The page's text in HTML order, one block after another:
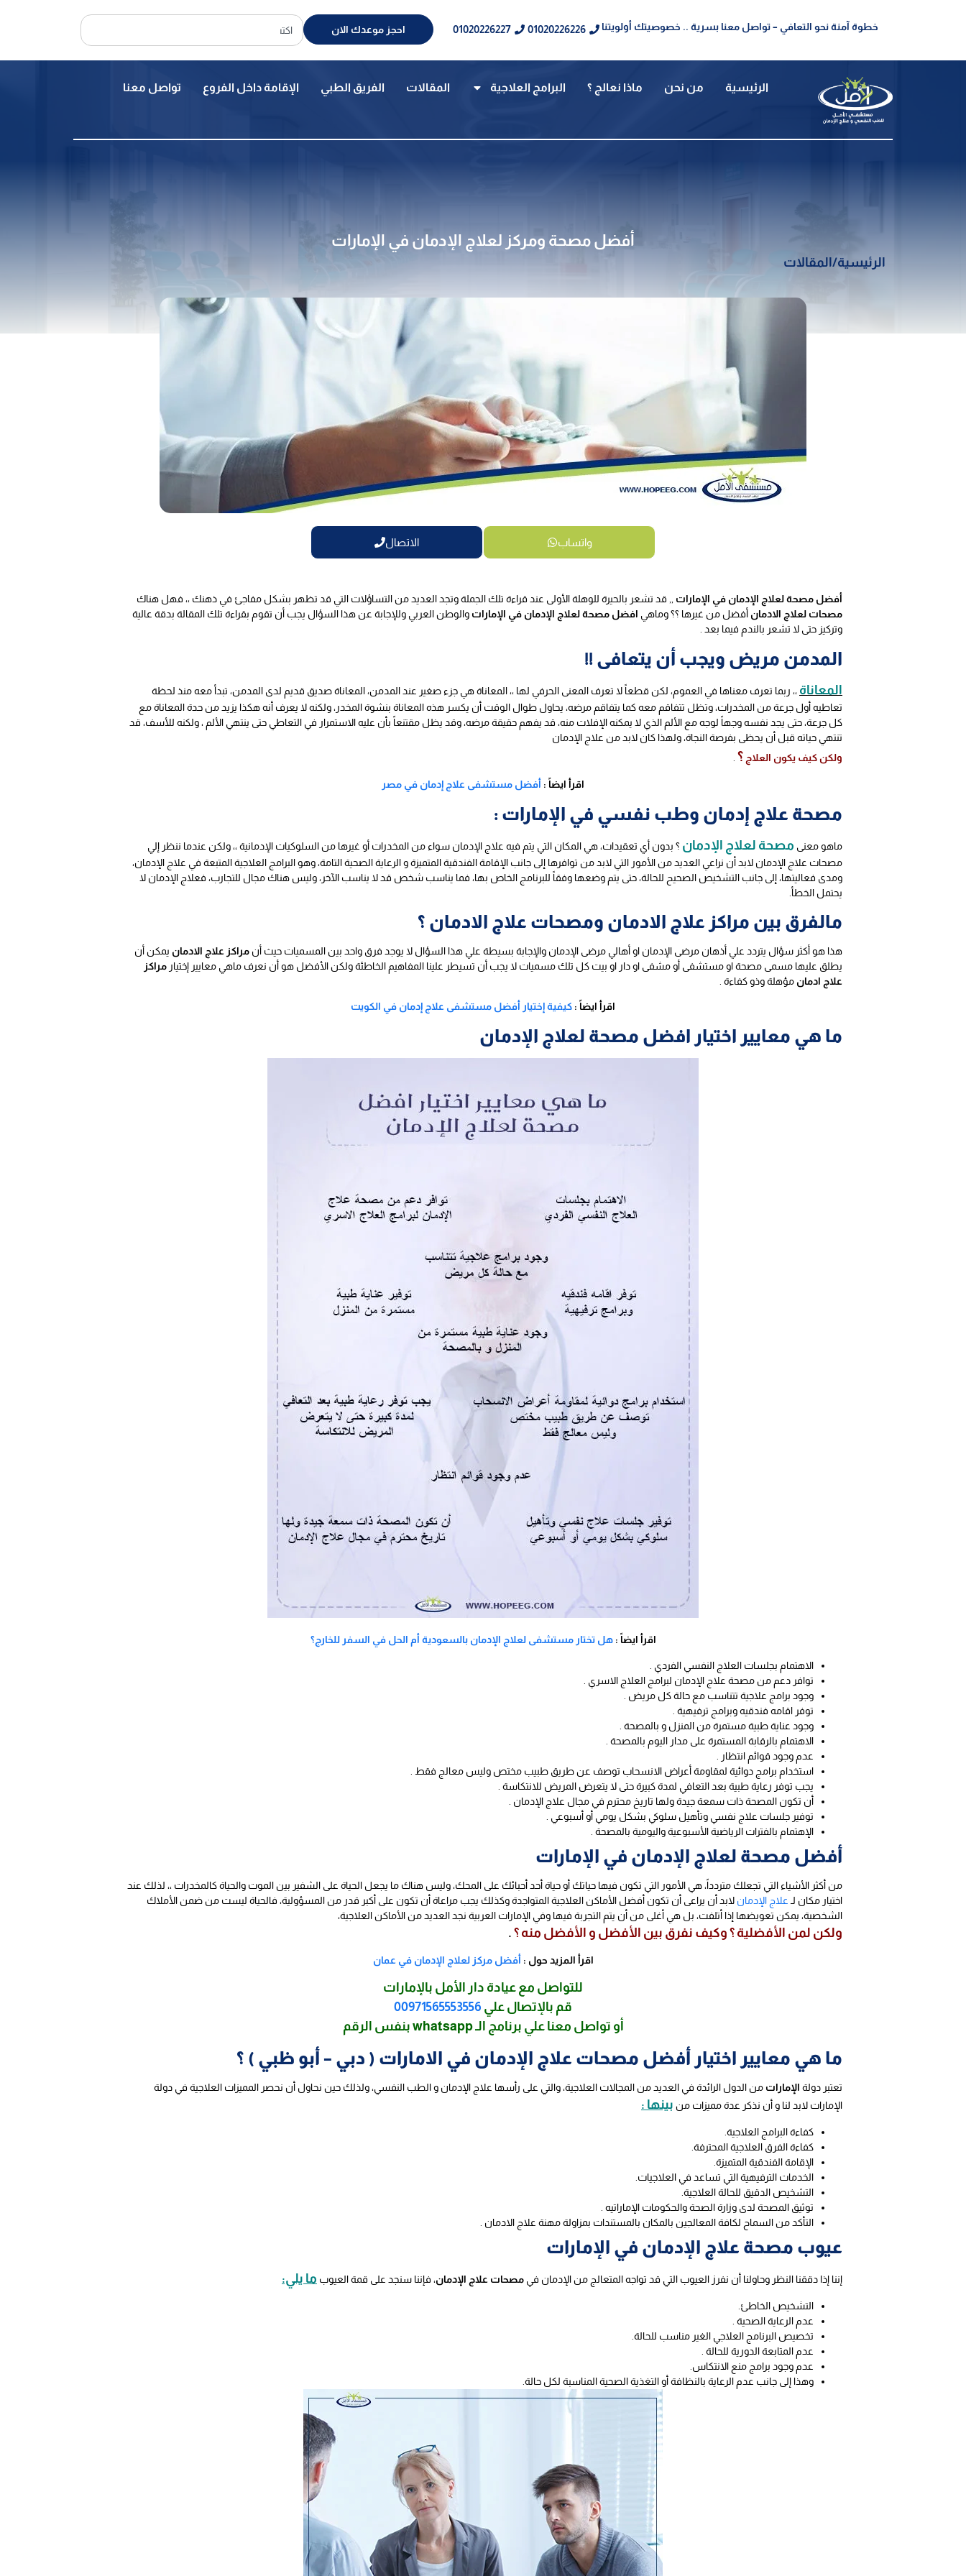
خطوة آمنة نحو التعافي – تواصل معنا بسرية .. خصوصيتك أولويتنا 01020226226
01020226227 احجز موعدك الان
الرئيسية من نحن ماذا نعالج ؟ البرامج العلاجية المقالات الفريق الطبي الإقامة داخل الفروع تواصل معنا
أفضل مصحة ومركز لعلاج الإدمان في الإمارات
الرئيسية/المقالات
واتساب الاتصال
أفضل مصحة لعلاج الإدمان في الإمارات ,, قد تشعر بالحيرة للوهلة الأولى عند قراءة تلك الجملة وتجد العديد من التساؤلات التي قد تظهر بشكل مفاجئ في ذهنك ،، فهل هناك
مصحات لعلاج الادمان أفضل من غيرها ؟؟ وماهي افضل مصحة لعلاج الإدمان في الإمارات والوطن العربي وللإجابة عن هذا السؤال يجب أن تقوم بقراءة تلك المقالة بدقة عالية
وتركيز حتى لا تشعر بالندم فيما بعد .
المدمن مريض ويجب أن يتعافى !!
المعاناة ،، ربما تعرف معناها في العموم، لكن قطعاً لا تعرف المعنى الحرفي لها ،، المعاناة هي جزء صغير عند المدمن، المعاناة صديق قديم لدى المدمن، تبدأ معه منذ لحظة
تعاطيه أول جرعة من المخدرات، وتظل تتفاقم معه كما يتفاقم مرضه، يحاول طوال الوقت أن يكسر هذه المعاناة بنشوة المخدر، ولكنه لا يعرف أنه هكذا يزيد من حدة المعاناة مع
كل جرعة، حتى يجد نفسه وجهاً لوجه مع الألم الذي لا يمكنه الإفلات منه، قد يفهم حقيقة مرضه، وقد يظل مقتنعاً بأن عليه الاستمرار في التعاطي حتى ينتهي الألم ، ولكنه للأسف، قد
تنتهي حياته قبل أن يحظى بفرصة النجاة، ولهذا كان لابد من علاج الإدمان
ولكن كيف يكون العلاج ؟
اقرأ ايضاً : أفضل مستشفى علاج إدمان في مصر
مصحة علاج إدمان وطب نفسي في الإمارات :
ماهو معنى مصحة لعلاج الإدمان ؟ بدون أي تعقيدات، هي المكان التي يتم فيه علاج الإدمان سواء من المخدرات أو غيرها من السلوكيات الإدمانية ،، ولكن عندما ننظر إلي
مصحات علاج الإدمان لابد أن نراعي العديد من الأمور التي لابد من توافرها إلى جانب الإقامة الفندقية المتميزة و الرعاية الصحية التامة، وهو البرامج العلاجية المتبعة في علاج الإدمان،
ومدى فعاليتها، إلى جانب التشخيص الصحيح للحالة، حتى يتم وضعها وفقاً للبرنامج الخاص بها، فما يناسب شخص قد لا يناسب الآخر، وليس هناك مجال للتجارب، فعلاج الإدمان لا
يحتمل الخطأ.
مالفرق بين مراكز علاج الادمان ومصحات علاج الادمان ؟
هذا هو أكثر سؤال يتردد علي أذهان مرضى الإدمان او أهالي مرضى الإدمان والإجابة بسيطة علي هذا السؤال لا يوجد فرق واحد بين المسميات حيث أن مراكز علاج الادمان يمكن أن
يطلق عليها مسمى مصحة او مستشفى أو مشفى او دار او بيت كل تلك مسميات لا يجب أن تسيطر علينا المفاهيم الخاطئة ولكن الأفضل هو أن نعرف ماهي معايير إختيار مراكز
علاج ادمان مؤهلة وذو كفاءة .
اقرأ ايضاً : كيفية إختيار أفضل مستشفى علاج إدمان في الكويت
ما هي معايير اختيار افضل مصحة لعلاج الإدمان
اقرأ ايضاً :هل تختار مستشفى لعلاج الإدمان بالسعودية أم الحل في السفر للخارج؟
الاهتمام بجلسات العلاج النفسي الفردي .
توافر دعم من مصحة علاج الإدمان لبرامج العلاج الاسري .
وجود برامج علاجية تتناسب مع حالة كل مريض .
توفر اقامه فندقيه وبرامج ترفيهية .
وجود عناية طبية مستمرة من المنزل و بالمصحة .
الاهتمام بالرقابة المستمرة على مدار اليوم بالمصحة .
عدم وجود قوائم انتظار .
استخدام برامج دوائية لمقاومة أعراض الانسحاب توصف عن طريق طبيب مختص وليس معالج فقط .
يجب توفر رعاية طبية بعد التعافي لمدة كبيرة حتى لا يتعرض المريض للانتكاسة .
أن تكون المصحة ذات سمعة جيدة ولها تاريخ محترم في مجال علاج الإدمان .
توفير جلسات علاج نفسي وتأهيل سلوكي بشكل يومي أو أسبوعي .
الإهتمام بالفترات الرياضية الأسبوعية واليومية بالمصحة .
أفضل مصحة لعلاج الإدمان في الإمارات
من أكثر الأشياء التي تجعلك متردداً، هي الأمور التي تكون فيها حياتك أو حياة أحد أحبائك على المحك، وليس هناك ما يجعل الحياة على الشفير بين الموت والحياة كالمخدرات ،، لذلك عند
اختيار مكان لـ علاج الإدمان لابد أن يراعى أن تكون أفضل الأماكن العلاجية المتواجدة وكذلك يجب مراعاة أن تكون على أكبر قدر من المسؤولية، فالحياة ليست من ضمن الأملاك
الشخصية، يمكن تعويضها إذا أتلفت، بل هي أغلى من أن يتم التجربة فيها وفي الإمارات العربية نجد العديد من الأماكن العلاجية،
ولكن لمن الأفضلية ؟ وكيف نفرق بين الأفضل و الأفضل منه ؟ .
اقرأ المزيد حول : أفضل مركز لعلاج الإدمان في عمان
للتواصل مع عيادة دار الأمل بالإمارات
قم بالإتصال علي 00971565553556
أو تواصل معنا علي برنامج الـ whatsapp بنفس الرقم
ما هي معايير اختيار أفضل مصحات علاج الإدمان في الامارات ( دبي – أبو ظبي ) ؟
تعتبر دولة الإمارات من الدول الرائدة في العديد من المجالات العلاجية، والتي على رأسها علاج الإدمان و الطب النفسي، ولذلك حين نحاول أن نحصر المميزات العلاجية في دولة
الإمارات لابد لنا و أن نذكر عدة مميزات من بينها :
كفاءة البرامج العلاجية.
كفاءة الفرق العلاجية المحترفة.
الإقامة الفندقية المتميزة.
الخدمات الترفيهية التي تساعد في العلاجيات.
التشخيص الدقيق للحالة العلاجية.
توثيق المصحة لدى وزارة الصحة والحكومات الإماراتيه .
التأكد من السماح لكافة المعالجين بالمكان بالمستندات بمزاولة مهنة علاج الادمان .
عيوب مصحة علاج الإدمان في الإمارات
إننا إذا دققنا النظر وحاولنا أن نفرز العيوب التي قد تواجه المتعالج من الإدمان في مصحات علاج الإدمان، فإننا سنجد على قمة العيوب ما يلي:
التشخيص الخاطئ.
عدم الرعاية الصحية .
تخصيص البرنامج العلاجي الغير مناسب للحالة.
عدم المتابعة الدورية للحالة .
عدم وجود برامج منع الانتكاس.
وهذا إلى جانب عدم الرعاية بالنظافة أو التغذية الصحية المناسبة لكل حالة.